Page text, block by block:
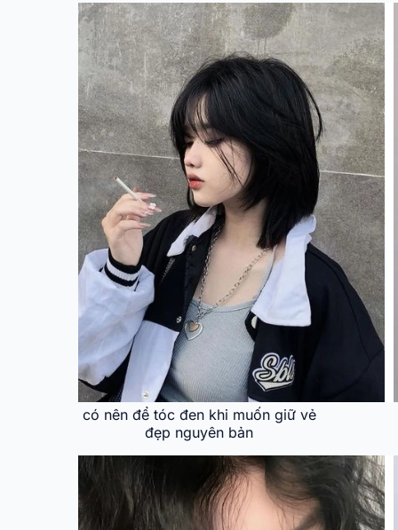
có nên để tóc đen khi muốn giữ vẻ
đẹp nguyên bản